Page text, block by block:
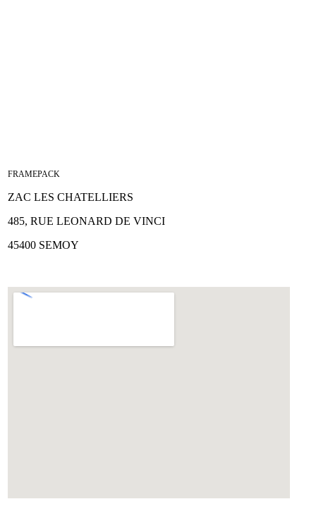
FRAMEPACK
ZAC LES CHATELLIERS
485, RUE LEONARD DE VINCI
45400 SEMOY